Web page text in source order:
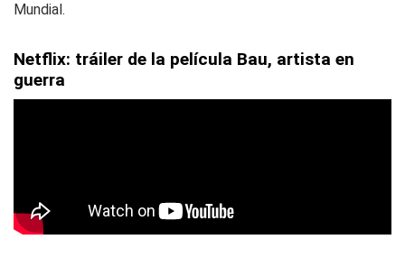
Mundial.
Netflix: tráiler de la película Bau, artista en
guerra